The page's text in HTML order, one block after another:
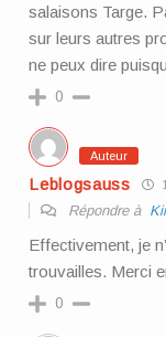
salaisons Targe.
sur leurs autres
ne peux dire
0
Auteur
Leblogsauss
Répondre à
Effectivement, je
trouvailles. Merci
0